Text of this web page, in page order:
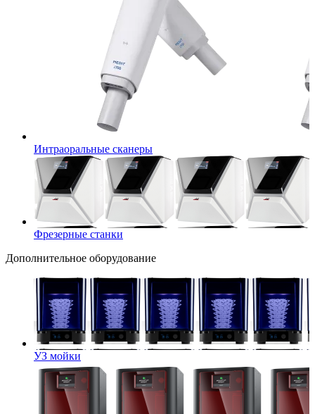
Интраоральные сканеры
Фрезерные станки
Дополнительное оборудование
УЗ мойки